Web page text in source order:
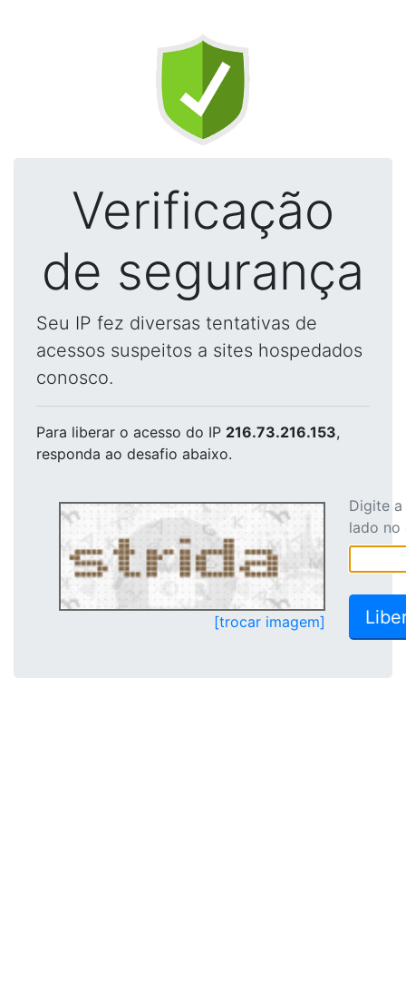
Verificação
de segurança
Seu IP fez diversas tentativas de
acessos suspeitos a sites hospedados
conosco.
Para liberar o acesso do IP 216.73.216.153,
responda ao desafio abaixo.
[trocar imagem]
Digite
lado no